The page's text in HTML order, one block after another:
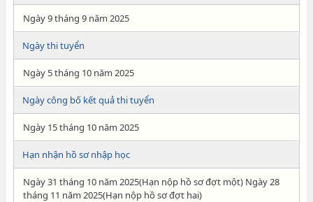
Ngày 9 tháng 9 năm 2025
Ngày thi tuyển
Ngày 5 tháng 10 năm 2025
Ngày công bố kết quả thi tuyển
Ngày 15 tháng 10 năm 2025
Hạn nhận hồ sơ nhập học
Ngày 31 tháng 10 năm 2025(Hạn nộp hồ sơ đợt một) Ngày 28
tháng 11 năm 2025(Hạn nộp hồ sơ đợt hai)